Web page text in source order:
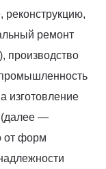
реконструкцию,
ремонт
производство
изготовление
(далее —
от форм